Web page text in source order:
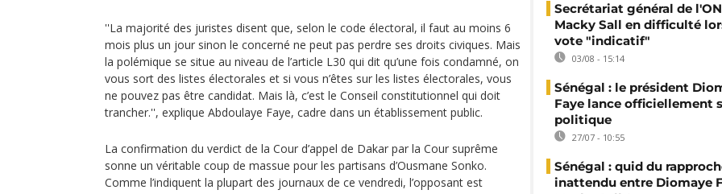
''La majorité des juristes disent que, selon le code électoral, il faut au moins 6
mois plus un jour sinon le concerné ne peut pas perdre ses droits civiques. Mais
la polémique se situe au niveau de l’article L30 qui dit qu’une fois condamné, on
vous sort des listes électorales et si vous n’êtes sur les listes électorales, vous
ne pouvez pas être candidat. Mais là, c’est le Conseil constitutionnel qui doit
trancher.'', explique Abdoulaye Faye, cadre dans un établissement public.
La confirmation du verdict de la Cour d’appel de Dakar par la Cour suprême
sonne un véritable coup de massue pour les partisans d’Ousmane Sonko.
Comme l’indiquent la plupart des journaux de ce vendredi, l’opposant est
Secrétariat général de
Macky Sall en difficulté
vote "indicatif"
03/08 - 15:14
Sénégal : le président
Faye lance officiellement
politique
27/07 - 10:55
Sénégal : quid du
inattendu entre Diomaye